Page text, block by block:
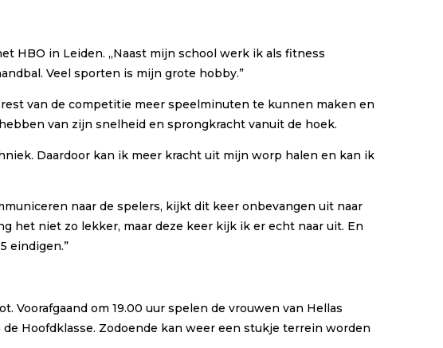
HBO in Leiden. ,,Naast mijn school werk ik als fitness
Veel sporten is mijn grote hobby.”
van de competitie meer speelminuten te kunnen maken en
van zijn snelheid en sprongkracht vanuit de hoek.
Daardoor kan ik meer kracht uit mijn worp halen en kan ik
naar de spelers, kijkt dit keer onbevangen uit naar
het niet zo lekker, maar deze keer kijk ik er echt naar uit. En
eindigen.”
Voorafgaand om 19.00 uur spelen de vrouwen van Hellas
Hoofdklasse. Zodoende kan weer een stukje terrein worden